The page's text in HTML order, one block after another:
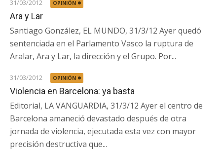
31/03/2012 OPINIÓN
Ara y Lar
Santiago González, EL MUNDO, 31/3/12 Ayer quedó
sentenciada en el Parlamento Vasco la ruptura de
Aralar, Ara y Lar, la dirección y el Grupo. Por...
31/03/2012 OPINIÓN
Violencia en Barcelona: ya basta
Editorial, LA VANGUARDIA, 31/3/12 Ayer el centro de
Barcelona amaneció devastado después de otra
jornada de violencia, ejecutada esta vez con mayor
precisión destructiva que...